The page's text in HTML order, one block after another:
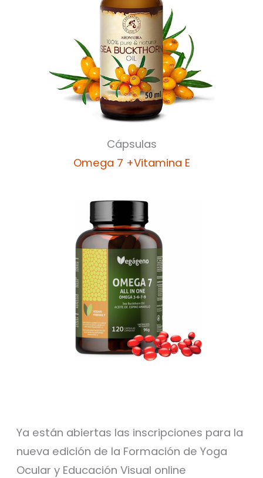
Cápsulas
Omega 7 +Vitamina E
Ya están abiertas las inscripciones para la
nueva edición de la Formación de Yoga
Ocular y Educación Visual online